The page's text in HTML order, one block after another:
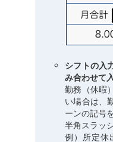
シフトの入
み合わせて
勤務（休暇
い場合は、
ーンの記号
半角スラッ
例）所定休